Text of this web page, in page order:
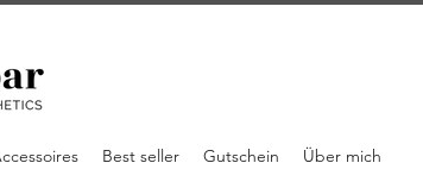
Best seller Gutschein Über mich